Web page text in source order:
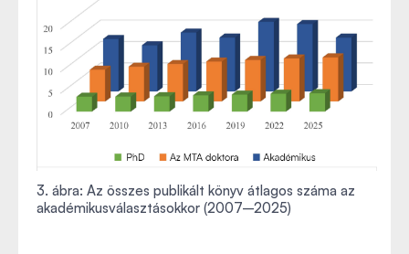
3. ábra: Az összes publikált könyv átlagos száma az
akadémikusválasztásokkor (2007–2025)